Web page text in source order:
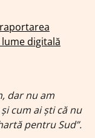
digitală
dar nu am
cum ai ști că nu
pentru Sud”.